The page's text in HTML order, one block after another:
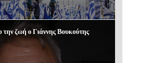
την ζωή ο Γιάννης Βουκούτης